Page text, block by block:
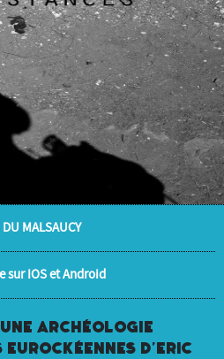
MALSAUCY
IOS et Android
une archéologie
d’Eric